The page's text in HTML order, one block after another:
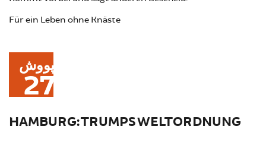
Für ein Leben ohne Knäste
پووش
27
HAMBURG: TRUMPS WELTORDNUNG